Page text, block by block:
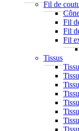
Fil de
Fil
Fil
Fil
Tissus